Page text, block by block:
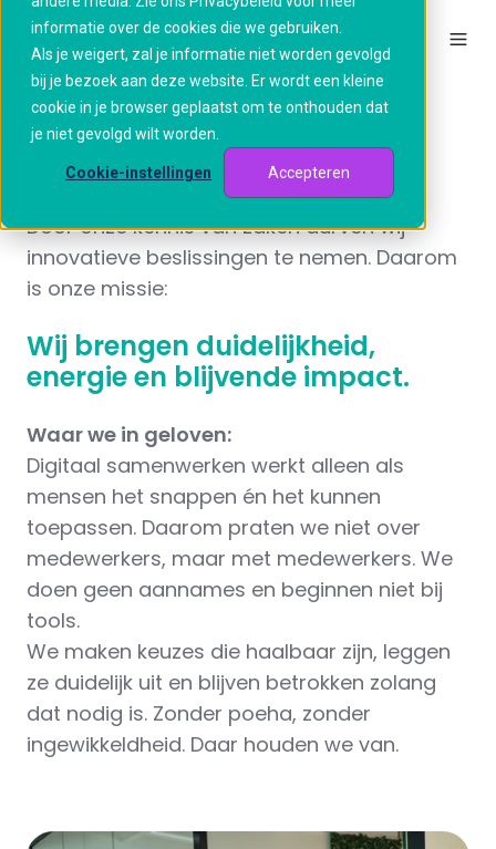
informatie over de cookies die we gebruiken.
Als je weigert, zal je informatie niet worden gevolgd
bij je bezoek aan deze website. Er wordt een kleine
cookie in je browser geplaatst om te onthouden dat
je niet gevolgd wilt worden.
Cookie-instellingen Accepteren
Over ons
Door onze kennis van zaken durven wij
innovatieve beslissingen te nemen. Daarom
is onze missie:
Wij brengen duidelijkheid,
energie en blijvende impact.
Waar we in geloven:
Digitaal samenwerken werkt alleen als
mensen het snappen én het kunnen
toepassen. Daarom praten we niet over
medewerkers, maar met medewerkers. We
doen geen aannames en beginnen niet bij
tools.
We maken keuzes die haalbaar zijn, leggen
ze duidelijk uit en blijven betrokken zolang
dat nodig is. Zonder poeha, zonder
ingewikkeldheid. Daar houden we van.